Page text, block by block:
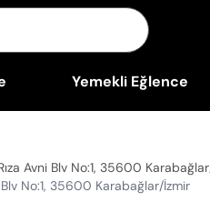
Yemekli Eğlence
Avni Blv No:1, 35600
Blv No:1, 35600 Karabağlar/İzmir